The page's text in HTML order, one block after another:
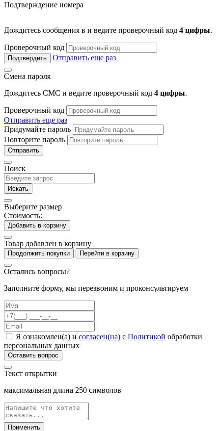
Подтверждение номера
Дождитесь сообщения в и ведите проверочный код 4 цифры.
Проверочный код
Подтвердить Отправить еще раз
Смена пароля
Дождитесь СМС и ведите проверочный код 4 цифры.
Проверочный код
Отправить еще раз
Придумайте пароль
Повторите пароль
Отправить
Поиск
Искать
Выберите размер
Стоимость:
Добавить в корзину
Товар добавлен в корзину
Продолжить покупки Перейти в корзину
Остались вопросы?
Заполните форму, мы перезвоним и проконсультируем
Я ознакомлен(а) и согласен(на) с Политикой обработки
персональных данных
Оставить вопрос
Текст открытки
максимальная длина 250 символов
Применить